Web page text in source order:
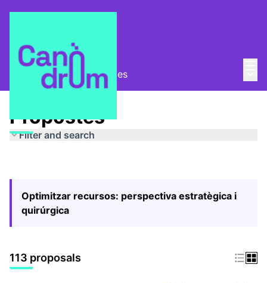
Pla Estratègic Propostes
Propostes
Filter and search
Optimitzar recursos: perspectiva estratègica i
quirúrgica
113 proposals